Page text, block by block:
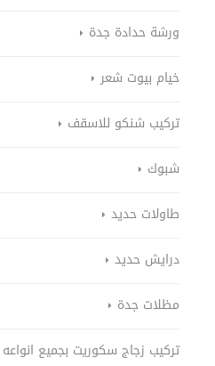
ورشة حدادة جدة
خيام بيوت شعر
تركيب شنكو للاسقف
شبوك
طاولات حديد
درايش حديد
مظلات جدة
تركيب زجاج سكوريت بجميع انواعه